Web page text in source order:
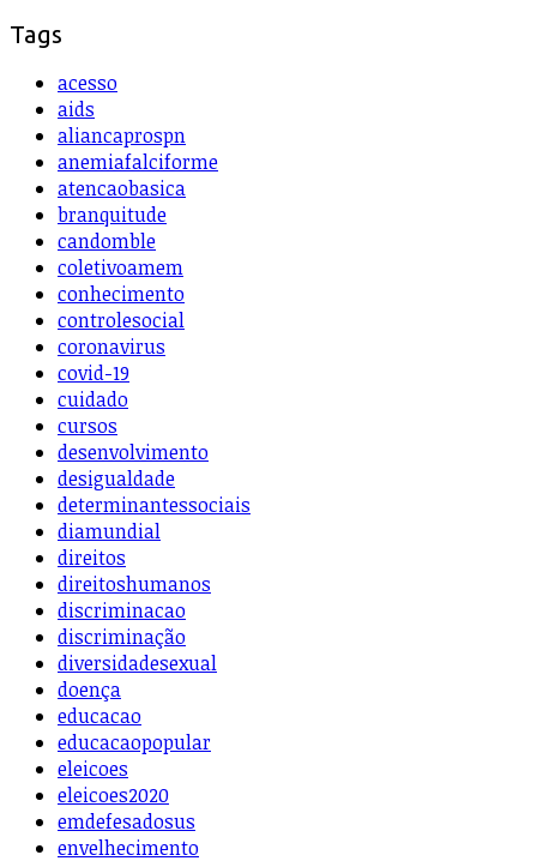
Tags
acesso
aids
aliancaprospn
anemiafalciforme
atencaobasica
branquitude
candomble
coletivoamem
conhecimento
controlesocial
coronavirus
covid-19
cuidado
cursos
desenvolvimento
desigualdade
determinantessociais
diamundial
direitos
direitoshumanos
discriminacao
discriminação
diversidadesexual
doença
educacao
educacaopopular
eleicoes
eleicoes2020
emdefesadosus
envelhecimento